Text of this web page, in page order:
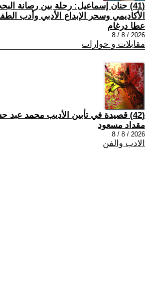
(41) حنان إسماعيل: رحلة بين رصانة
الأكاديمي وسحر الإبداع الأدبي وأدب
عطا درغام
2026 / 8 / 8
مقابلات و حوارات
(42) قصيدة في تأبين الأديب محمد عبد حسن
مقداد مسعود
2026 / 8 / 8
الادب والفن